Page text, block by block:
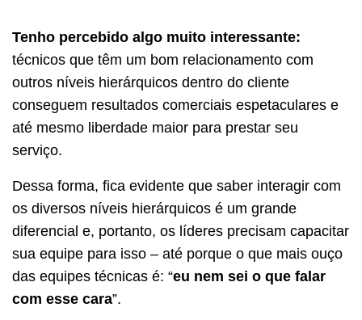
Tenho percebido algo muito interessante:
técnicos que têm um bom relacionamento com
outros níveis hierárquicos dentro do cliente
conseguem resultados comerciais espetaculares e
até mesmo liberdade maior para prestar seu
serviço.
Dessa forma, fica evidente que saber interagir com
os diversos níveis hierárquicos é um grande
diferencial e, portanto, os líderes precisam capacitar
sua equipe para isso – até porque o que mais ouço
das equipes técnicas é: “eu nem sei o que falar
com esse cara”.